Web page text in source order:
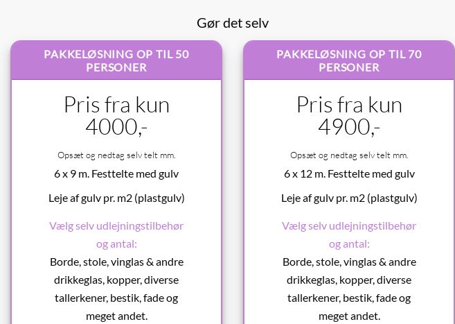
Gør det selv
PAKKELØSNING OP TIL 50
PERSONER
Pris fra kun
4000,-
Opsæt og nedtag selv telt mm.
6 x 9 m. Festtelte med gulv
Leje af gulv pr. m2 (plastgulv)
Vælg selv udlejningstilbehør
og antal:
Borde, stole, vinglas & andre
drikkeglas, kopper, diverse
tallerkener, bestik, fade og
meget andet.
PAKKELØSNING OP TIL 70
PERSONER
Pris fra kun
4900,-
Opsæt og nedtag selv telt mm.
6 x 12 m. Festtelte med gulv
Leje af gulv pr. m2 (plastgulv)
Vælg selv udlejningstilbehør
og antal:
Borde, stole, vinglas & andre
drikkeglas, kopper, diverse
tallerkener, bestik, fade og
meget andet.